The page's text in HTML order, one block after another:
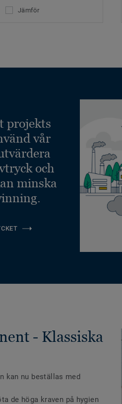
Jämför
projekts
vår
och
minska
- Klassiska
kan nu beställas med
de höga kraven på hygien